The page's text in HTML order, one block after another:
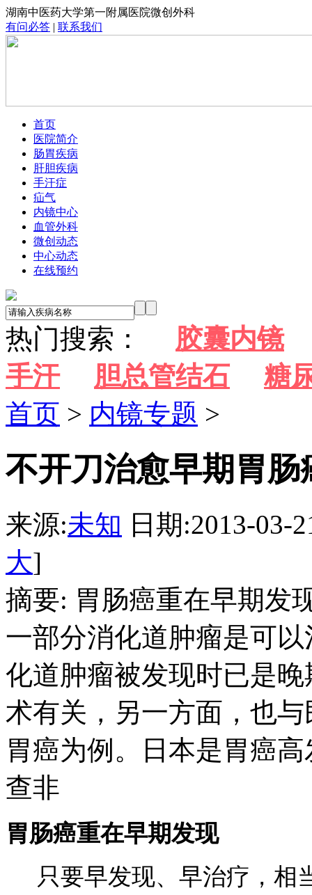
湖南中医药大学第一附属医院微创外科
有问必答 | 联系我们
首页
医院简介
肠胃疾病
肝胆疾病
手汗症
疝气
内镜中心
血管外科
微创动态
中心动态
在线预约
热门搜索： 胶囊内镜
手汗
胆总管结石
糖
首页 > 内镜专题 >
不开刀治愈早期胃肠
来源:未知 日期:2013-03-
大]
摘要: 胃肠癌重在早期发
一部分消化道肿瘤是可
化道肿瘤被发现时已是
术有关，另一方面，也
胃癌为例。日本是胃癌
查非
胃肠癌重在早期发现
只要早发现、早治疗，相